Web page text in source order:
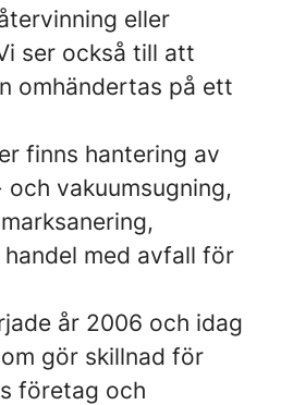
eller
ser också till att
omhändertas på ett
finns hantering av
vakuumsugning,
med avfall för
år 2006 och idag
gör skillnad för
företag och